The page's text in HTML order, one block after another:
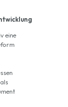
eine